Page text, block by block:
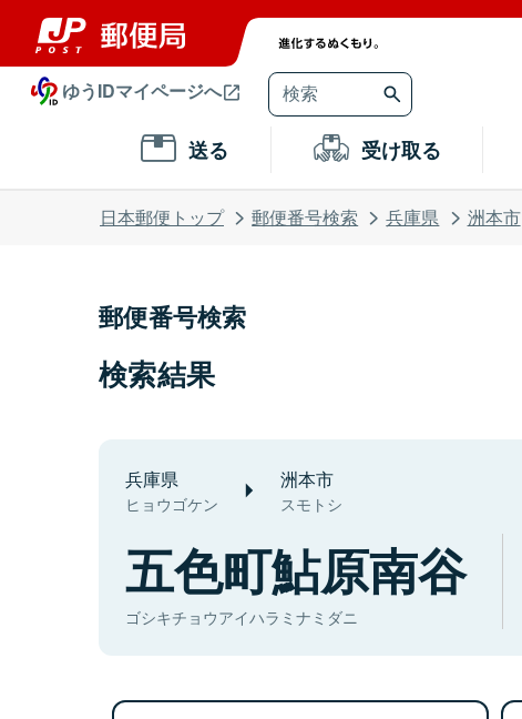
ゆうIDマイページへ
送る 受け取る
日本郵便トップ 郵便番号検索 兵庫県 洲本市
郵便番号検索
検索結果
兵庫県
ヒョウゴケン
洲本市
スモトシ
五色町鮎原南谷
ゴシキチョウアイハラミナミダニ